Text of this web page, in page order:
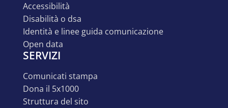
accessibilità
disabilità o dsa
identità e linee guida comunicazione
open data
SERVIZI
comunicati stampa
dona il 5x1000
struttura del sito